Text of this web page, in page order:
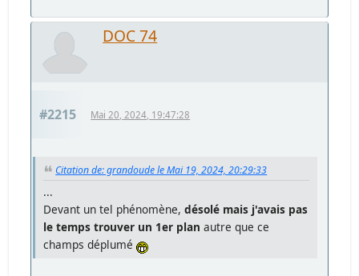
DOC 74
#2215 Mai 20, 2024, 19:47:28
Citation de: grandoude le Mai 19, 2024, 20:29:33
...
Devant un tel phénomène,désolé mais j'avais pas
le temps trouver un 1er plan autre que ce
champs déplumé